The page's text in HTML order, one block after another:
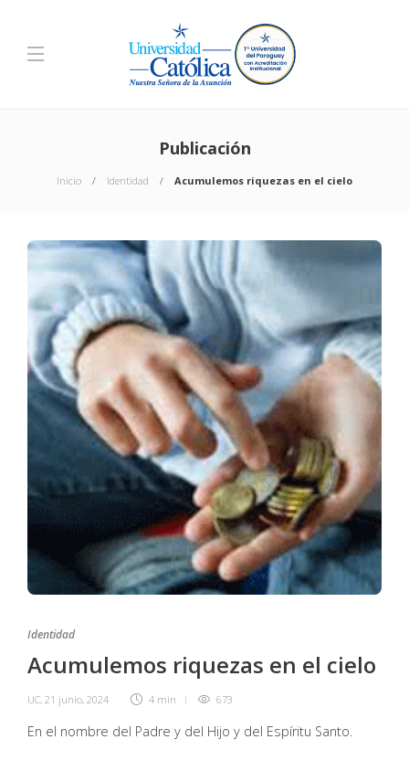
Publicación
Inicio Identidad Acumulemos riquezas en el cielo
Identidad
Acumulemos riquezas en el cielo
UC, 21 junio, 2024 4 min 673
En el nombre del Padre y del Hijo y del Espíritu Santo.